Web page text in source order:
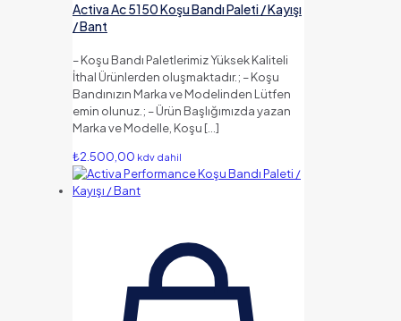
Activa Ac 5150 Koşu Bandı Paleti / Kayışı
/ Bant
– Koşu Bandı Paletlerimiz Yüksek Kaliteli
İthal Ürünlerden oluşmaktadır.; – Koşu
Bandınızın Marka ve Modelinden Lütfen
emin olunuz.; – Ürün Başlığımızda yazan
Marka ve Modelle, Koşu […]
₺2.500,00 kdv dahil